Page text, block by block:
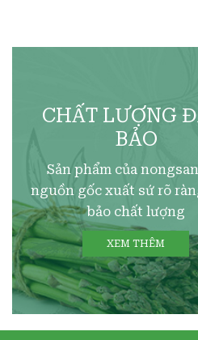
CHẤT LƯỢNG
BẢO
Sản phẩm của
nguồn gốc xuất sứ rõ
bảo chất lượng
XEM THÊM